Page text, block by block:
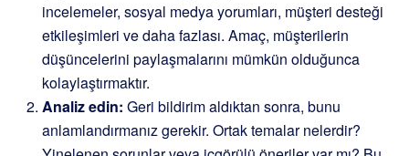
incelemeler, sosyal medya yorumları, müşteri desteği
etkileşimleri ve daha fazlası. Amaç, müşterilerin
düşüncelerini paylaşmalarını mümkün olduğunca
kolaylaştırmaktır.
Analiz edin: Geri bildirim aldıktan sonra, bunu
anlamlandırmanız gerekir. Ortak temalar nelerdir?